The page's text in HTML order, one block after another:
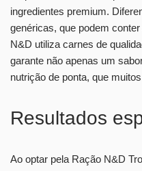
ingredientes premium.
genéricas, que podem
N&D utiliza carnes de
garante não apenas um
nutrição de ponta, que
Resultados
Ao optar pela Ração N&D